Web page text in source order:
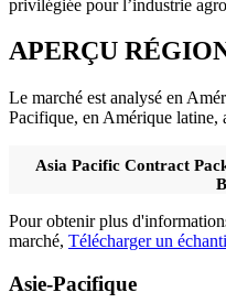
privilégiée pour l’industrie
APERÇU
Le marché est analysé en
Pacifique, en Amérique
Asia Pacific Contract
Pour obtenir plus
marché, Télécharger un
Asie-Pacifique